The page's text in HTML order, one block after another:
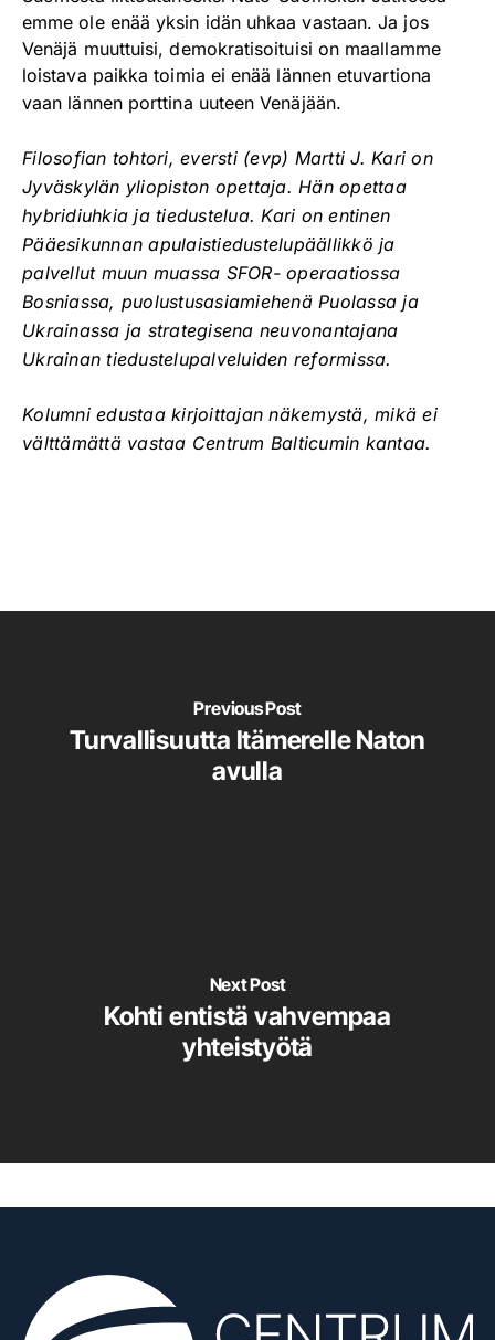
emme ole enää yksin idän uhkaa vastaan. Ja jos
Venäjä muuttuisi, demokratisoituisi on maallamme
loistava paikka toimia ei enää lännen etuvartiona
vaan lännen porttina uuteen Venäjään.
Filosofian tohtori, eversti (evp) Martti J. Kari on
Jyväskylän yliopiston opettaja. Hän opettaa
hybridiuhkia ja tiedustelua. Kari on entinen
Pääesikunnan apulaistiedustelupäällikkö ja
palvellut muun muassa SFOR- operaatiossa
Bosniassa, puolustusasiamiehenä Puolassa ja
Ukrainassa ja strategisena neuvonantajana
Ukrainan tiedustelupalveluiden reformissa.
Kolumni edustaa kirjoittajan näkemystä, mikä ei
välttämättä vastaa Centrum Balticumin kantaa.
Previous Post
Turvallisuutta Itämerelle Naton
avulla
Next Post
Kohti entistä vahvempaa
yhteistyötä